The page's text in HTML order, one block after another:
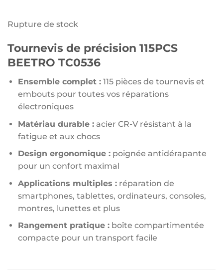
Rupture de stock
Tournevis de précision 115PCS
BEETRO TC0536
Ensemble complet :115 pièces de tournevis et
embouts pour toutes vos réparations
électroniques
Matériau durable :acier CR-V résistant à la
fatigue et aux chocs
Design ergonomique :poignée antidérapante
pour un confort maximal
Applications multiples :réparation de
smartphones, tablettes, ordinateurs, consoles,
montres, lunettes et plus
Rangement pratique :boîte compartimentée
compacte pour un transport facile